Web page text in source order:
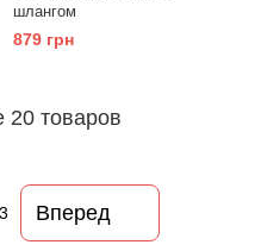
шлангом
879 грн
20 товаров
Вперед